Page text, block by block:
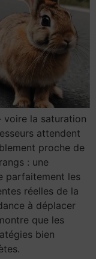
voire la saturation
attendent
proche de
: une
parfaitement les
réelles de la
à déplacer
que les
bien